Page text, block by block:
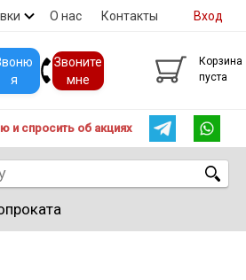
О нас Контакты Вход
я
Звоните
мне
Корзина
пуста
и спросить об акциях